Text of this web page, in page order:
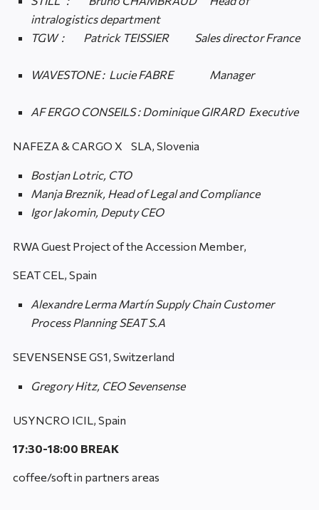
intralogistics department
TGW : Patrick TEISSIER Sales director France
WAVESTONE : Lucie FABRE Manager
AFERGO CONSEILS : Dominique GIRARD Executive
NAFEZA & CARGO X SLA, Slovenia
Bostjan Lotric, CTO
Manja Breznik, Head of Legal and Compliance
Igor Jakomin, Deputy CEO
RWA Guest Project of the Accession Member,
SEAT CEL, Spain
Alexandre Lerma Martín Supply Chain Customer
Process Planning SEAT S.A
SEVENSENSE GS1, Switzerland
Gregory Hitz, CEO Sevensense
USYNCRO ICIL, Spain
17:30-18:00 BREAK
coffee/soft in partners areas